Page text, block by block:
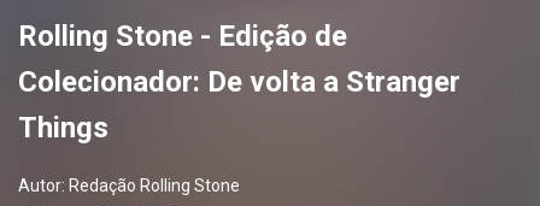
Rolling Stone - Edição de
Colecionador: De volta a Stranger
Things
Autor: Redação Rolling Stone